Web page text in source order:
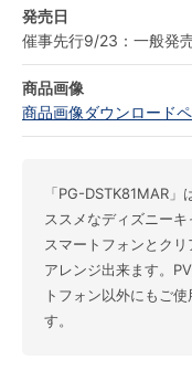
発売日
催事先行9/23：一般発
商品画像
商品画像ダウンロード
「PG-DSTK81MAR
ススメなディズニーキ
スマートフォンとク
アレンジ出来ます。
トフォン以外にもご
す。